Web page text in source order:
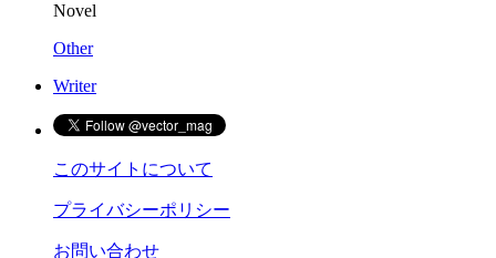
Novel
Other
Writer
このサイトについて
プライバシーポリシー
お問い合わせ